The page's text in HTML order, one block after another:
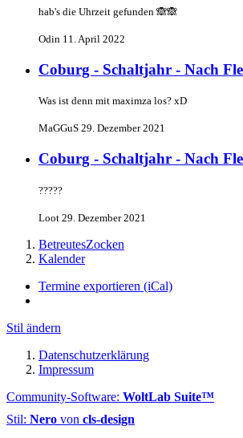
hab's die Uhrzeit gefunden 🙈🙈
Odin 11. April 2022
Coburg - Schaltjahr - Nach
Was ist denn mit maximza los? xD
MaGGuS 29. Dezember 2021
Coburg - Schaltjahr - Nach
?????
Loot 29. Dezember 2021
BetreutesZocken
Kalender
Termine exportieren (iCal)
Stil ändern
Datenschutzerklärung
Impressum
Community-Software: WoltLab Suite™
Stil: Nero von cls-design